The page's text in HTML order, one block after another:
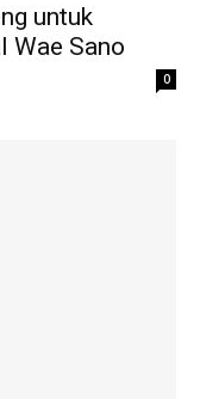
untuk
Wae Sano
0